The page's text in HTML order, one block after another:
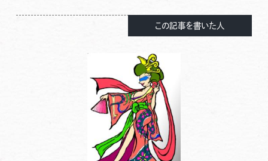
この記事を書いた人